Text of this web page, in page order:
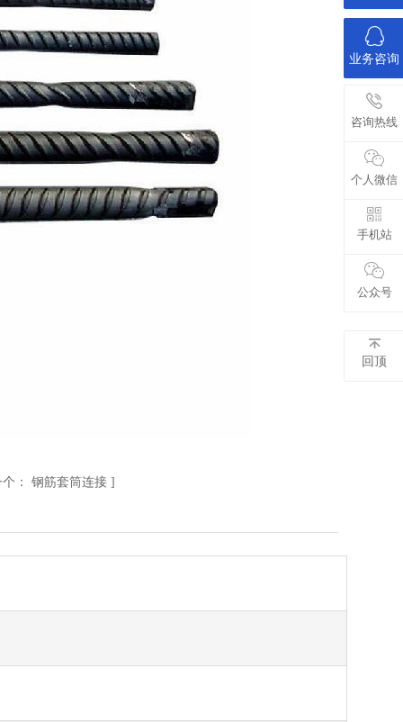
： 钢筋套筒连接 ]
业务咨询
咨询热线
个人微信
手机站
公众号
回顶